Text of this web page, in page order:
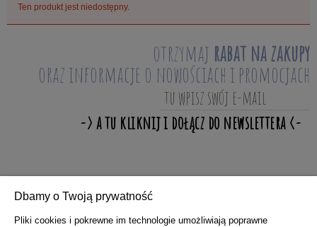
Ten produkt jest niedostępny.
otrzymaj rabat na zakupy
oraz informacje o nowościach i promocjach
Dbamy o Twoją prywatność
Pliki cookies i pokrewne im technologie umożliwiają poprawne